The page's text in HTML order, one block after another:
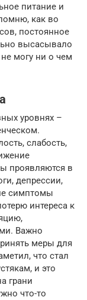
питание и
как во
постоянное
высасывало
могу ни о чем
уровнях –
слабость,
проявляются в
депрессии,
симптомы
интереса к
Важно
меры для
что стал
и это
грани
что-то